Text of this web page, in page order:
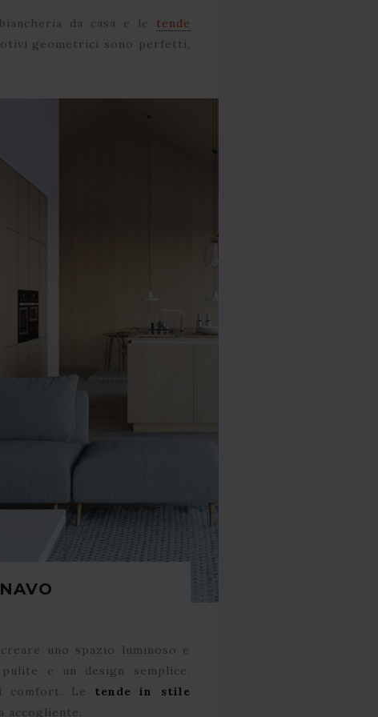
da casa e le tende
geometrici sono perfetti,
uno spazio luminoso e
e un design semplice.
comfort. Le tende in stile
accogliente.